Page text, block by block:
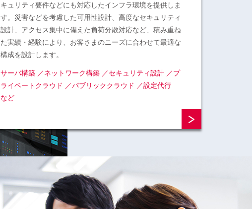
キュリティ要件などにも対応したインフラ環境を提供しま
す。災害などを考慮した可用性設計、高度なセキュリティ
設計、アクセス集中に備えた負荷分散対応など、積み重ね
た実績・経験により、お客さまのニーズに合わせて最適な
構成を設計します。
サーバ構築 ／ネットワーク構築 ／セキュリティ設計 ／プ
ライベートクラウド ／パブリッククラウド ／設定代行
など